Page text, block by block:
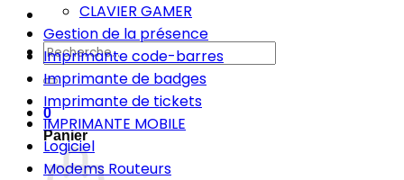
Recherche
pour :
0
Panier
CLAVIER GAMER
Gestion de la présence
Imprimante code-barres
Imprimante de badges
Imprimante de tickets
IMPRIMANTE MOBILE
Logiciel
Modems Routeurs